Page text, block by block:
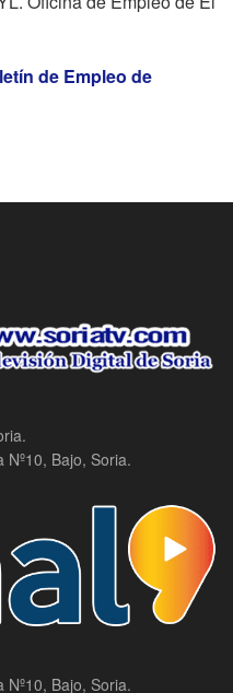
de Empleo de
Bajo, Soria.
Bajo, Soria.